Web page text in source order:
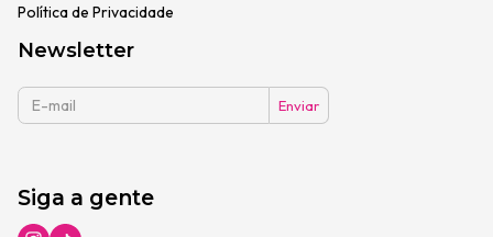
Política de Privacidade
Newsletter
Siga a gente